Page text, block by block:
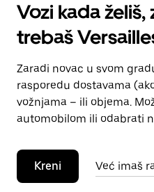
Vozi kada
trebaš
Zaradi novac u svom
rasporedu dostavama
vožnjama – ili objema.
automobilom ili odabrati
Kreni Već imaš